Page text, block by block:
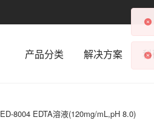
产品分类 解决方案
ED-8004 EDTA溶液(120mg/mL,pH 8.0)